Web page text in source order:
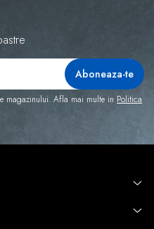
magazinului. Afla mai multe in Politica